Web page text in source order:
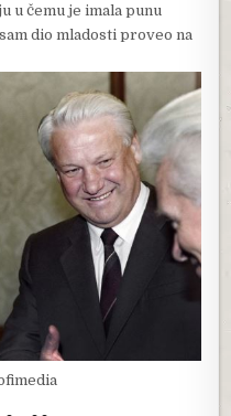
u čemu je imala punu
dio mladosti proveo na